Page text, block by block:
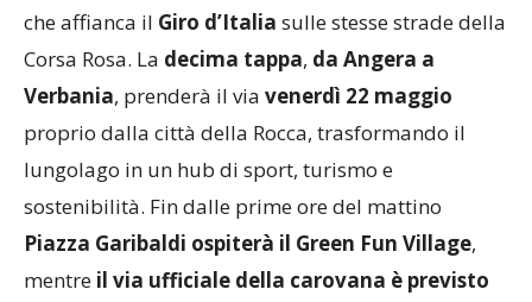
che affianca il Giro d’Italia sulle stesse strade della
Corsa Rosa. La decima tappa, da Angera a
Verbania, prenderà il via venerdì 22 maggio
proprio dalla città della Rocca, trasformando il
lungolago in un hub di sport, turismo e
sostenibilità. Fin dalle prime ore del mattino
Piazza Garibaldi ospiterà il Green Fun Village,
mentre il via ufficiale della carovana è previsto